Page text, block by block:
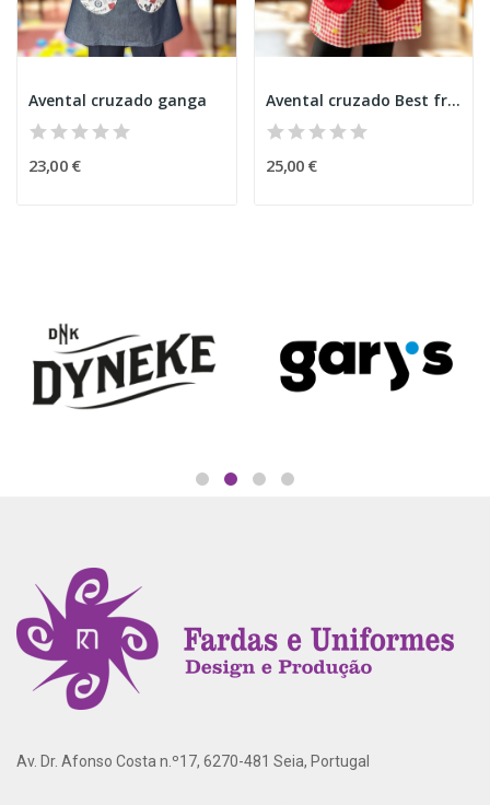
Avental cruzado ganga
23,00 €
Avental cruzado Best friends
25,00 €
Av. Dr. Afonso Costa n.º17, 6270-481 Seia, Portugal